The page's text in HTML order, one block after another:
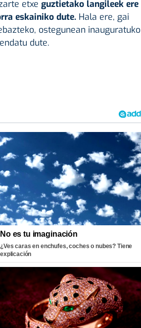
etxe guztietako langileek ere
eskainiko dute.Hala ere, gai
ostegunean inauguratuko
dute.
No es tu imaginación
¿Ves caras en enchufes, coches o nubes? Tiene
explicación